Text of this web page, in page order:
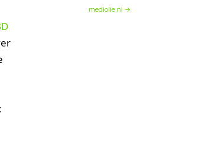
mediolie.nl →